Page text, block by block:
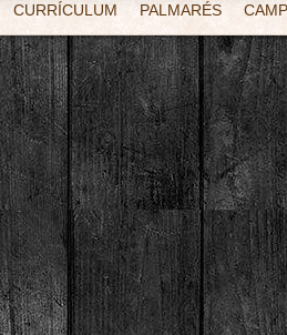
CURRÍCULUM PALMARÉS